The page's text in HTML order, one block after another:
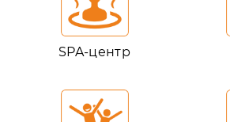
SPA-центр